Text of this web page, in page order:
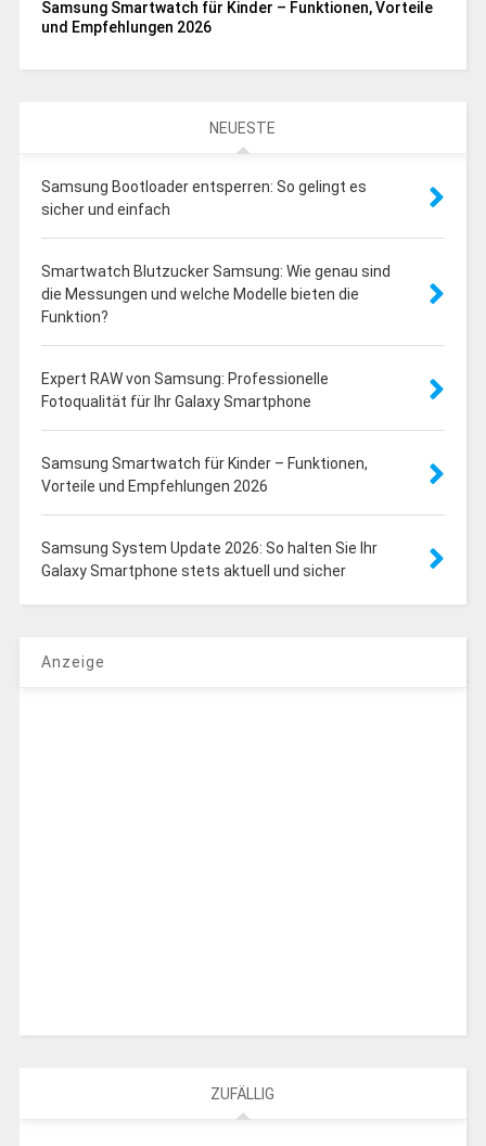
Samsung Smartwatch für Kinder – Funktionen, Vorteile
und Empfehlungen 2026
NEUESTE
Samsung Bootloader entsperren: So gelingt es
sicher und einfach
Smartwatch Blutzucker Samsung: Wie genau sind
die Messungen und welche Modelle bieten die
Funktion?
Expert RAW von Samsung: Professionelle
Fotoqualität für Ihr Galaxy Smartphone
Samsung Smartwatch für Kinder – Funktionen,
Vorteile und Empfehlungen 2026
Samsung System Update 2026: So halten Sie Ihr
Galaxy Smartphone stets aktuell und sicher
Anzeige
ZUFÄLLIG